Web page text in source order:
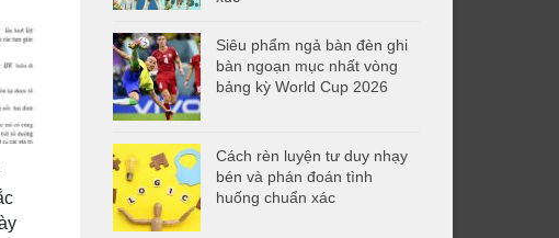
Siêu phẩm ngả bàn đèn ghi
bàn ngoạn mục nhất vòng
bảng kỳ World Cup 2026
Cách rèn luyện tư duy nhạy
bén và phán đoán tình
huống chuẩn xác